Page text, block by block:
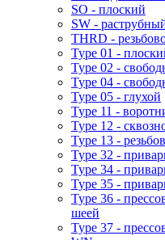
SO - плоский
SW -
THRD -
Type 01 -
Type 02 -
Type 04 -
Type 05 - глухой
Type 11 -
Type 12 -
Type 13 -
Type 32 -
Type 34 -
Type 35 -
Type 36 -
шеей
Type 37 -